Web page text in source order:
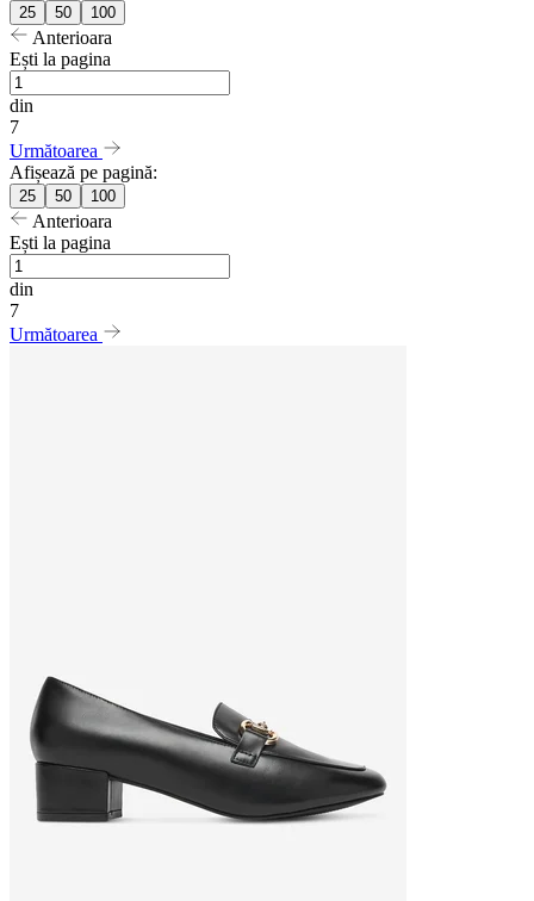
25 50 100
Anterioara
Ești la pagina
din
7
Următoarea
Afișează pe pagină:
25 50 100
Anterioara
Ești la pagina
din
7
Următoarea